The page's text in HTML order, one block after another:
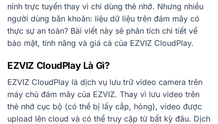
ninh trực tuyến thay vì chỉ dùng thẻ nhớ. Nhưng nhiều
người dùng băn khoăn: liệu dữ liệu trên đám mây có
thực sự an toàn? Bài viết này sẽ phân tích chi tiết về
bảo mật, tính năng và giá cả của EZVIZ CloudPlay.
EZVIZ CloudPlay Là Gì?
EZVIZ CloudPlay là dịch vụ lưu trữ video camera trên
máy chủ đám mây của EZVIZ. Thay vì lưu video trên
thẻ nhớ cục bộ (có thể bị lấy cắp, hỏng), video được
upload lên cloud và có thể truy cập từ bất kỳ đâu. Dịch